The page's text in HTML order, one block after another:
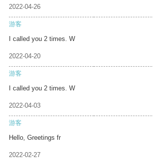
2022-04-26
游客
I called you 2 times. W
2022-04-20
游客
I called you 2 times. W
2022-04-03
游客
Hello, Greetings fr
2022-02-27